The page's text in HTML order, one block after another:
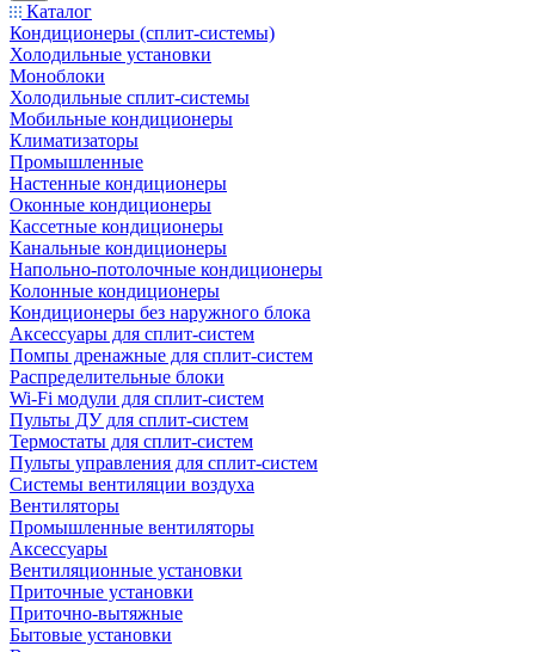
Каталог
Кондиционеры (сплит-системы)
Холодильные установки
Моноблоки
Холодильные сплит-системы
Мобильные кондиционеры
Климатизаторы
Промышленные
Настенные кондиционеры
Оконные кондиционеры
Кассетные кондиционеры
Канальные кондиционеры
Напольно-потолочные кондиционеры
Колонные кондиционеры
Кондиционеры без наружного блока
Аксессуары для сплит-систем
Помпы дренажные для сплит-систем
Распределительные блоки
Wi-Fi модули для сплит-систем
Пульты ДУ для сплит-систем
Термостаты для сплит-систем
Пульты управления для сплит-систем
Системы вентиляции воздуха
Вентиляторы
Промышленные вентиляторы
Аксессуары
Вентиляционные установки
Приточные установки
Приточно-вытяжные
Бытовые установки